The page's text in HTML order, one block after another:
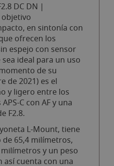
DC DN |
en sintonía con
ofrecen los
espejo con sensor
sea ideal para un uso
de su
de 2021) es el
y ligero entre los
C con AF y una
F2.8.
L-Mount, tiene
65,4 milímetros,
y un peso
así cuenta con una